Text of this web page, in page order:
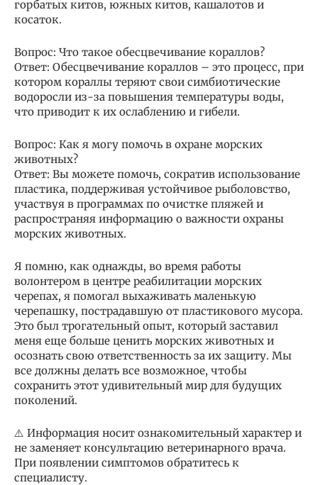
горбатых китов, южных китов, кашалотов и
косаток.
Вопрос: Что такое обесцвечивание кораллов?
Ответ: Обесцвечивание кораллов – это процесс, при
котором кораллы теряют свои симбиотические
водоросли из-за повышения температуры воды,
что приводит к их ослаблению и гибели.
Вопрос: Как я могу помочь в охране морских
животных?
Ответ: Вы можете помочь, сократив использование
пластика, поддерживая устойчивое рыболовство,
участвуя в программах по очистке пляжей и
распространяя информацию о важности охраны
морских животных.
Я помню, как однажды, во время работы
волонтером в центре реабилитации морских
черепах, я помогал выхаживать маленькую
черепашку, пострадавшую от пластикового мусора.
Это был трогательный опыт, который заставил
меня еще больше ценить морских животных и
осознать свою ответственность за их защиту. Мы
все должны делать все возможное, чтобы
сохранить этот удивительный мир для будущих
поколений.
⚠️ Информация носит ознакомительный характер и
не заменяет консультацию ветеринарного врача.
При появлении симптомов обратитесь к
специалисту.